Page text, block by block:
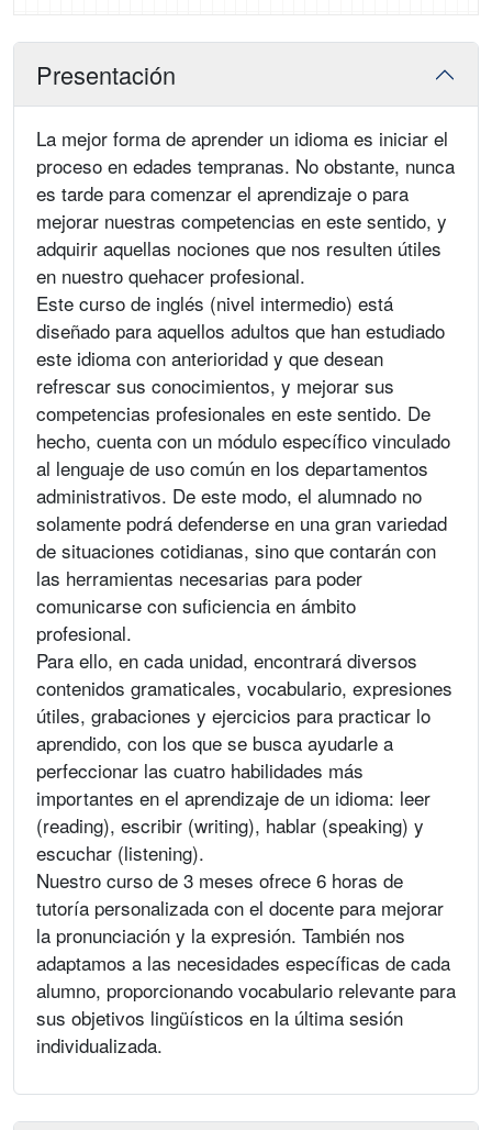
Presentación
La mejor forma de aprender un idioma es iniciar el
proceso en edades tempranas. No obstante, nunca
es tarde para comenzar el aprendizaje o para
mejorar nuestras competencias en este sentido, y
adquirir aquellas nociones que nos resulten útiles
en nuestro quehacer profesional.
Este curso de inglés (nivel intermedio) está
diseñado para aquellos adultos que han estudiado
este idioma con anterioridad y que desean
refrescar sus conocimientos, y mejorar sus
competencias profesionales en este sentido. De
hecho, cuenta con un módulo específico vinculado
al lenguaje de uso común en los departamentos
administrativos. De este modo, el alumnado no
solamente podrá defenderse en una gran variedad
de situaciones cotidianas, sino que contarán con
las herramientas necesarias para poder
comunicarse con suficiencia en ámbito
profesional.
Para ello, en cada unidad, encontrará diversos
contenidos gramaticales, vocabulario, expresiones
útiles, grabaciones y ejercicios para practicar lo
aprendido, con los que se busca ayudarle a
perfeccionar las cuatro habilidades más
importantes en el aprendizaje de un idioma: leer
(reading), escribir (writing), hablar (speaking) y
escuchar (listening).
Nuestro curso de 3 meses ofrece 6 horas de
tutoría personalizada con el docente para mejorar
la pronunciación y la expresión. También nos
adaptamos a las necesidades específicas de cada
alumno, proporcionando vocabulario relevante para
sus objetivos lingüísticos en la última sesión
individualizada.